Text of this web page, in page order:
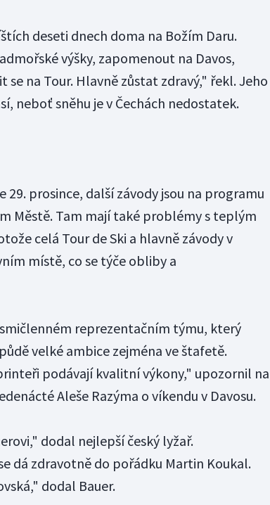
deseti dnech doma na Božím Daru.
výšky, zapomenout na Davos,
na Tour. Hlavně zůstat zdravý," řekl. Jeho
neboť sněhu je v Čechách nedostatek.
29. prosince, další závody jsou na programu
Městě. Tam mají také problémy s teplým
celá Tour de Ski a hlavně závody v
místě, co se týče obliby a
reprezentačním týmu, který
velké ambice zejména ve štafetě.
podávají kvalitní výkony," upozornil na
Aleše Razýma o víkendu v Davosu.
dodal nejlepší český lyžař.
dá zdravotně do pořádku Martin Koukal.
dodal Bauer.